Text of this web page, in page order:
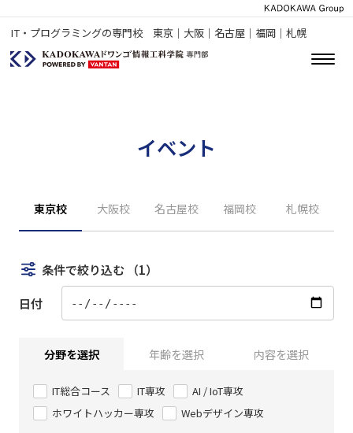
IT・プログラミングの専門校 東京｜大阪｜名古屋｜福岡｜札幌
イベント
東京校 大阪校 名古屋校 福岡校 札幌校
条件で絞り込む （1）
日付
分野を選択 年齢を選択 内容を選択
IT総合コース IT専攻
AI / IoT専攻
ホワイトハッカー専攻
Webデザイン専攻